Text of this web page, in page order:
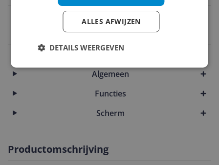
0197529415511
Aansluitingen
Algemeen
Functies
Scherm
Productomschrijving
ALLES AFWIJZEN
DETAILS WEERGEVEN